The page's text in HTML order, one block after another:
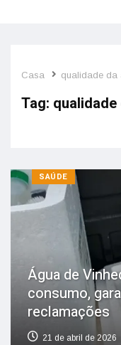
Casa qualidade da
Tag: qualidade
SAÚDE
Água de
consumo,
reclamações
21 de abril de 2026